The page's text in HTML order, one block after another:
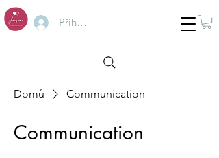
Přihlásit se
Domů Communication
Communication